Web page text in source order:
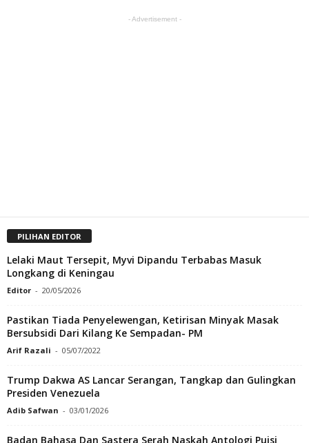
- Advertisement -
PILIHAN EDITOR
Lelaki Maut Tersepit, Myvi Dipandu Terbabas Masuk
Longkang di Keningau
Editor - 20/05/2026
Pastikan Tiada Penyelewengan, Ketirisan Minyak Masak
Bersubsidi Dari Kilang Ke Sempadan- PM
Arif Razali - 05/07/2022
Trump Dakwa AS Lancar Serangan, Tangkap dan Gulingkan
Presiden Venezuela
Adib Safwan - 03/01/2026
Badan Bahasa Dan Sastera Serah Naskah Antologi Puisi